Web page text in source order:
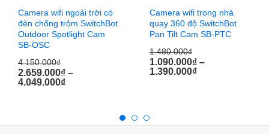
Camera wifi ngoài trời có
đèn chống trộm SwitchBot
Outdoor Spotlight Cam
SB-OSC
4.150.000₫
2.659.000₫ –
4.049.000₫
Camera wifi trong nhà
quay 360 độ SwitchBot
Pan Tilt Cam SB-PTC
1.480.000₫
1.090.000₫ –
1.390.000₫